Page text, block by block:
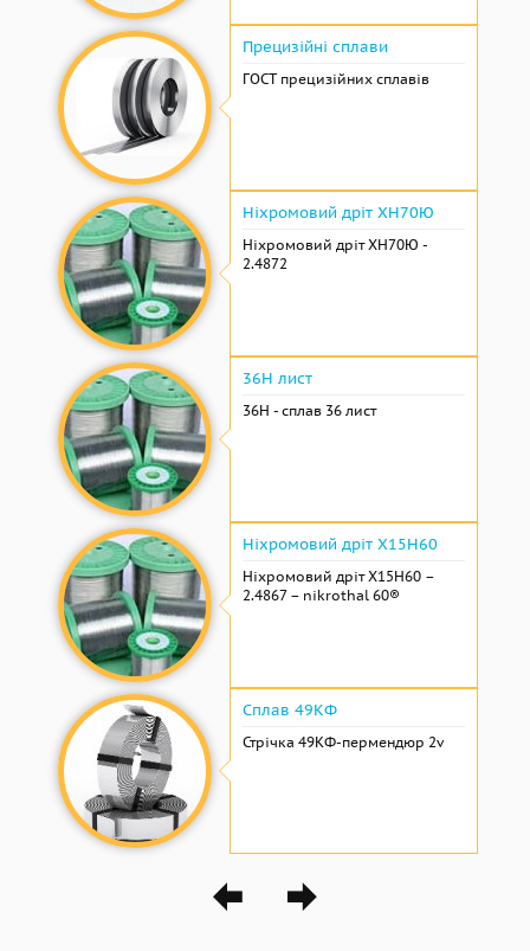
Прецизійні сплави
ГОСТ прецизійних сплавів
Ніхромовий дріт ХН70Ю
Ніхромовий дріт ХН70Ю -
2.4872
36Н лист
36Н - сплав 36 лист
Ніхромовий дріт Х15Н60
Ніхромовий дріт Х15Н60 –
2.4867 – nikrothal 60®
Сплав 49КФ
Стрічка 49КФ-пермендюр 2v